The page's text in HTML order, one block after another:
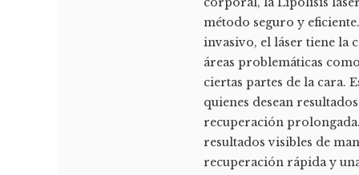
método seguro y
invasivo, el láser tiene la
áreas problemáticas
ciertas partes de la cara.
quienes desean
recuperación
resultados visibles de
recuperación rápida y